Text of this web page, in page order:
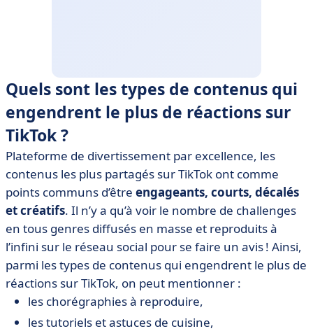
Quels sont les types de contenus qui
engendrent le plus de réactions sur
TikTok ?
Plateforme de divertissement par excellence, les
contenus les plus partagés sur TikTok ont comme
points communs d’être engageants, courts, décalés
et créatifs. Il n’y a qu’à voir le nombre de challenges
en tous genres diffusés en masse et reproduits à
l’infini sur le réseau social pour se faire un avis ! Ainsi,
parmi les types de contenus qui engendrent le plus de
réactions sur TikTok, on peut mentionner :
les chorégraphies à reproduire,
les tutoriels et astuces de cuisine,